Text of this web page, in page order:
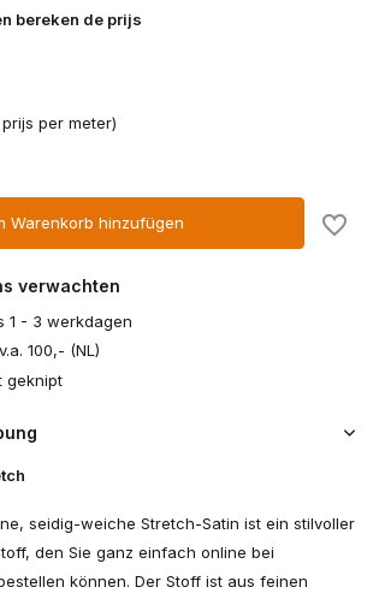
bereken de prijs
per meter)
Warenkorb hinzufügen
verwachten
1 - 3 werkdagen
100,- (NL)
geknipt
seidig-weiche Stretch-Satin ist ein stilvoller
den Sie ganz einfach online bei
können. Der Stoff ist aus feinen